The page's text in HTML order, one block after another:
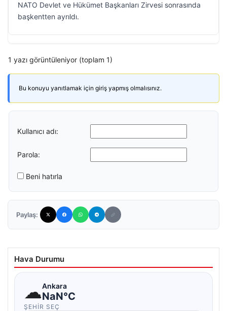
NATO Devlet ve Hükümet Başkanları Zirvesi sonrasında
başkentten ayrıldı.
1 yazı görüntüleniyor (toplam 1)
Bu konuyu yanıtlamak için giriş yapmış olmalısınız.
Kullanıcı adı:
Parola:
Beni hatırla
Paylaş:
Hava Durumu
☁Ankara
NaN°C
ŞEHIR SEÇ